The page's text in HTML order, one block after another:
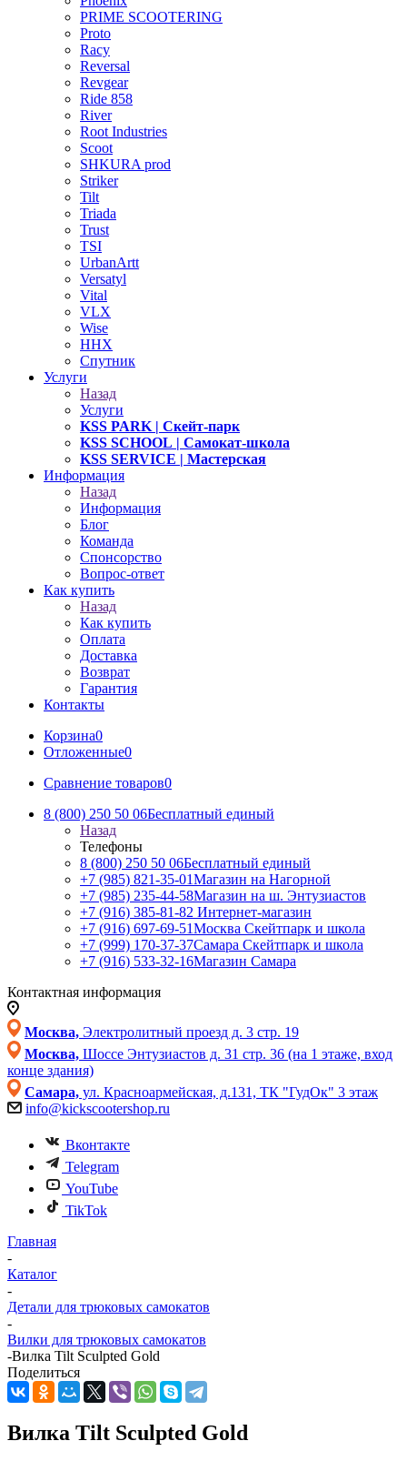
PRIME SCOOTERING
Proto
Racy
Reversal
Revgear
Ride 858
River
Root Industries
Scoot
SHKURA рrоd
Striker
Tilt
Triada
Trust
TSI
UrbanArtt
Versatyl
Vital
VLX
Wise
ННХ
Спутник
Услуги
Назад
Услуги
KSS PARK | Скейт-парк
KSS SCHOOL | Самокат-школа
KSS SERVICE | Мастерская
Информация
Назад
Информация
Блог
Команда
Спонсорство
Вопрос-ответ
Как купить
Назад
Как купить
Оплата
Доставка
Возврат
Гарантия
Контакты
Корзина0
Отложенные0
Сравнение товаров0
8 (800) 250 50 06Бесплатный единый
Назад
Телефоны
8 (800) 250 50 06Бесплатный единый
+7 (985) 821-35-01Магазин на Нагорной
+7 (985) 235-44-58Магазин на ш. Энтузиастов
+7 (916) 385-81-82 Интернет-магазин
+7 (916) 697-69-51Москва Скейтпарк и школа
+7 (999) 170-37-37Самара Скейтпарк и школа
+7 (916) 533-32-16Магазин Самара
Контактная информация
Москва, Электролитный проезд д. 3 стр. 19
Москва, Шоссе Энтузиастов д. 31 стр. 36 (на 1 этаже, вход
конце здания)
Самара, ул. Красноармейская, д.131, ТК "ГудОк" 3 этаж
info@kickscootershop.ru
Вконтакте
Telegram
YouTube
TikTok
Главная
-
Каталог
-
Детали для трюковых самокатов
-
Вилки для трюковых самокатов
-Вилка Tilt Sculpted Gold
Поделиться
Вилка Tilt Sculpted Gold